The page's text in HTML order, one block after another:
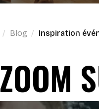
Blog Inspiration
ZOOM